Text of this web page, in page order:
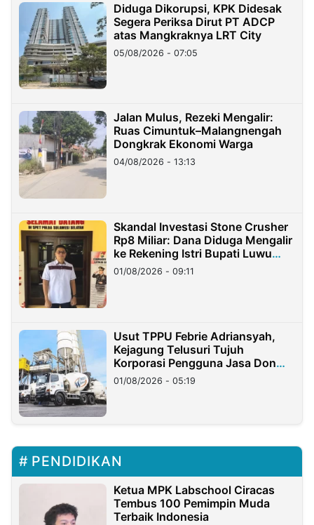
Diduga Dikorupsi, KPK Didesak
Segera Periksa Dirut PT ADCP
atas Mangkraknya LRT City
05/08/2026 - 07:05
Jalan Mulus, Rezeki Mengalir:
Ruas Cimuntuk–Malangnengah
Dongkrak Ekonomi Warga
04/08/2026 - 13:13
Skandal Investasi Stone Crusher
Rp8 Miliar: Dana Diduga Mengalir
ke Rekening Istri Bupati Luwu
Timur
01/08/2026 - 09:11
Usut TPPU Febrie Adriansyah,
Kejagung Telusuri Tujuh
Korporasi Pengguna Jasa Don
Ritto
01/08/2026 - 05:19
PENDIDIKAN
Ketua MPK Labschool Ciracas
Tembus 100 Pemimpin Muda
Terbaik Indonesia